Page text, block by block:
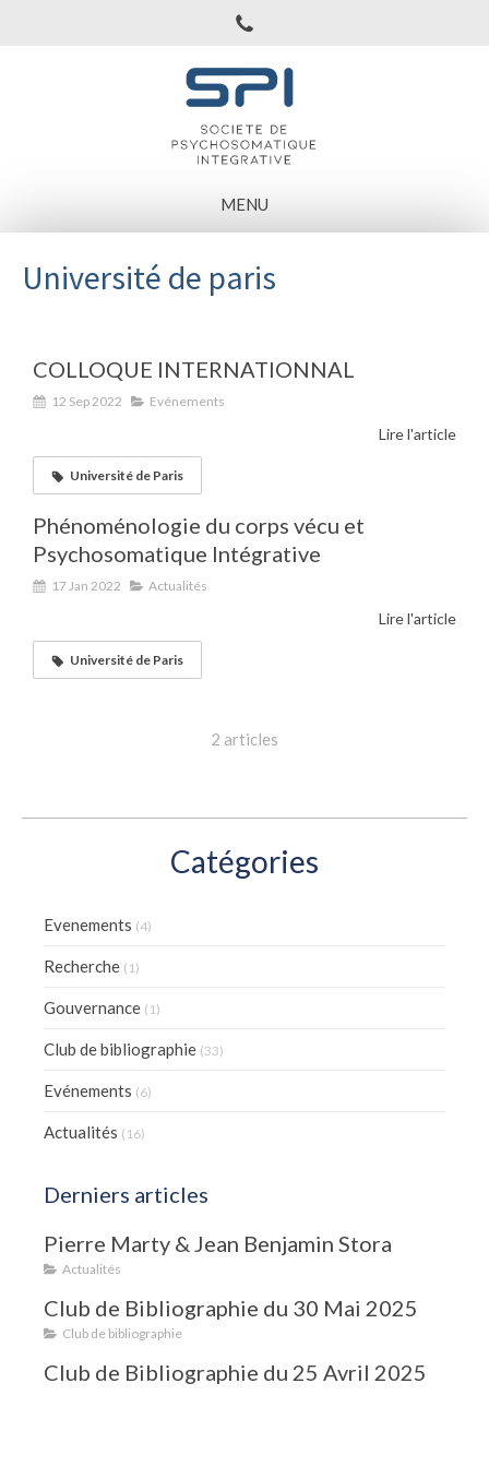
MENU
Université de paris
COLLOQUE INTERNATIONNAL
12 Sep 2022 Evénements
Lire l'article
Université de Paris
Phénoménologie du corps vécu et
Psychosomatique Intégrative
17 Jan 2022 Actualités
Lire l'article
Université de Paris
2 articles
Catégories
Evenements (4)
Recherche (1)
Gouvernance (1)
Club de bibliographie (33)
Evénements (6)
Actualités (16)
Derniers articles
Pierre Marty & Jean Benjamin Stora
Actualités
Club de Bibliographie du 30 Mai 2025
Club de bibliographie
Club de Bibliographie du 25 Avril 2025